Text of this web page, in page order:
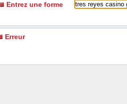
Entrez une forme
Erreur